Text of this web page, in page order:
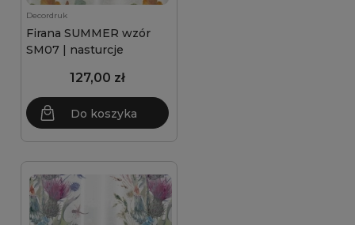
Decordruk
Firana SUMMER wzór
SM07 | nasturcje
127,00 zł
Do koszyka